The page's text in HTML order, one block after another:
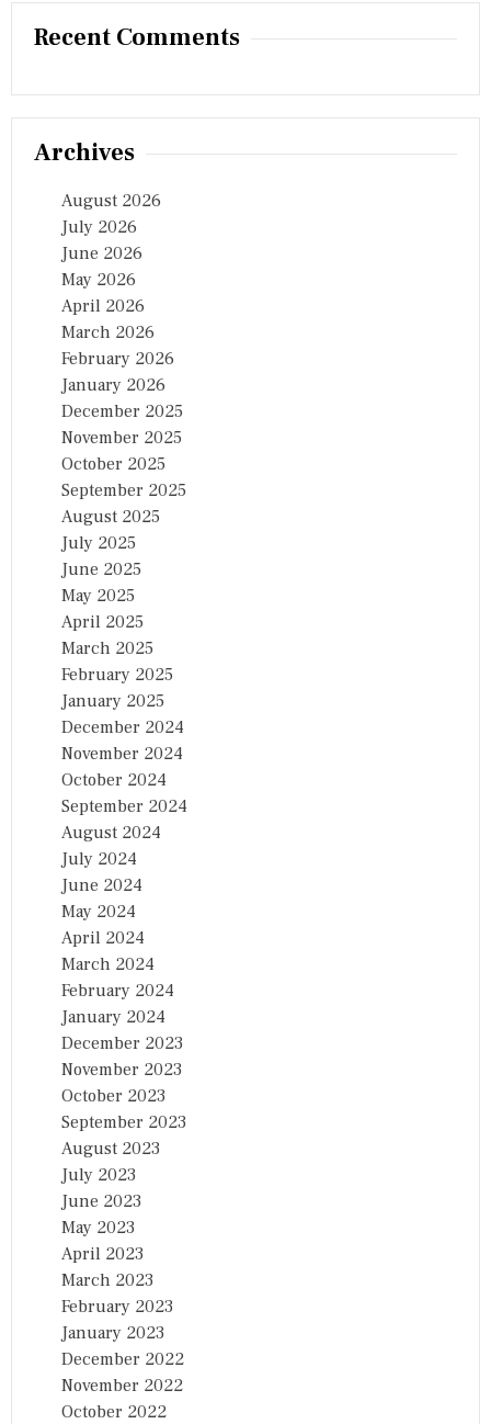
Recent Comments
Archives
August 2026
July 2026
June 2026
May 2026
April 2026
March 2026
February 2026
January 2026
December 2025
November 2025
October 2025
September 2025
August 2025
July 2025
June 2025
May 2025
April 2025
March 2025
February 2025
January 2025
December 2024
November 2024
October 2024
September 2024
August 2024
July 2024
June 2024
May 2024
April 2024
March 2024
February 2024
January 2024
December 2023
November 2023
October 2023
September 2023
August 2023
July 2023
June 2023
May 2023
April 2023
March 2023
February 2023
January 2023
December 2022
November 2022
October 2022